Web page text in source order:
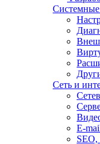
Сеть и
E-
SEO,